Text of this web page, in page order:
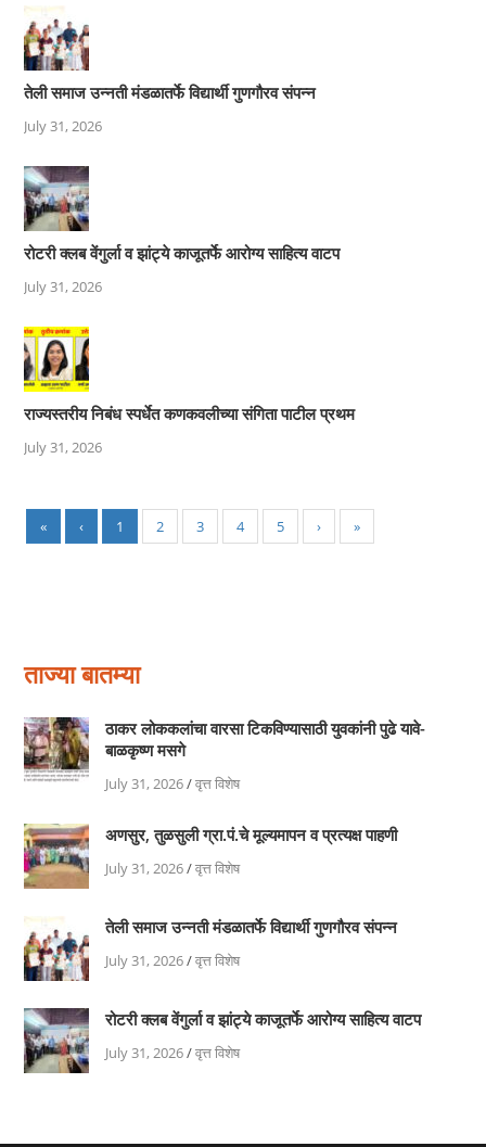
तेली समाज उन्नती मंडळातर्फे विद्यार्थी गुणगौरव संपन्न
July 31, 2026
रोटरी क्लब वेंगुर्ला व झांट्ये काजूतर्फे आरोग्य साहित्य वाटप
July 31, 2026
राज्यस्तरीय निबंध स्पर्धेत कणकवलीच्या संगिता पाटील प्रथम
July 31, 2026
« ‹ 1 2 3 4 5 › »
ताज्या बातम्या
ठाकर लोककलांचा वारसा टिकविण्यासाठी युवकांनी पुढे यावे-
बाळकृष्ण मसगे
July 31, 2026/वृत्त विशेष
अणसुर, तुळसुली ग्रा.पं.चे मूल्यमापन व प्रत्यक्ष पाहणी
July 31, 2026/वृत्त विशेष
तेली समाज उन्नती मंडळातर्फे विद्यार्थी गुणगौरव संपन्न
July 31, 2026/वृत्त विशेष
रोटरी क्लब वेंगुर्ला व झांट्ये काजूतर्फे आरोग्य साहित्य वाटप
July 31, 2026/वृत्त विशेष